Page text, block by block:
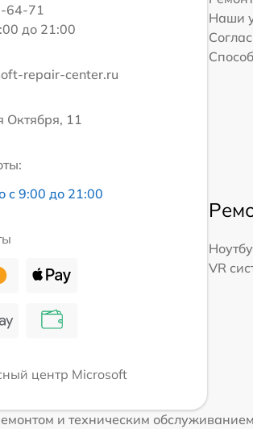
64-71
до 21:00
repair-center.ru
Октября, 11
с 9:00 до 21:00
центр Microsoft
Наши
VR
и техническим